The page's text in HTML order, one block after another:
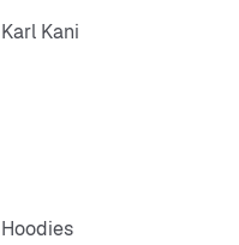
Karl Kani
Hoodies